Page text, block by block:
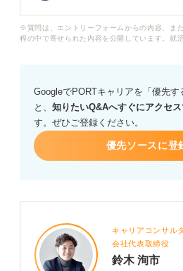
※質問は、エントリーフォームからの内容、ま
程の中で寄せられた内容を公開しています。就
GoogleでPORTキャリアを「優先
と、 知りたいQ&Aへすぐにアクセ
す。ぜひご登録ください。
優先ソースに登
キャリアコンサル
会社代表取締役
鈴木 洵市